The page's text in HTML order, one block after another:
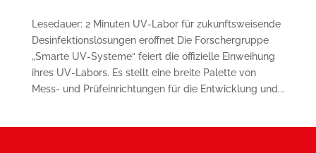
Lesedauer: 2 Minuten UV-Labor für zukunftsweisende
Desinfektionslösungen eröffnet Die Forschergruppe
„Smarte UV-Systeme“ feiert die offizielle Einweihung
ihres UV-Labors. Es stellt eine breite Palette von
Mess- und Prüfeinrichtungen für die Entwicklung und...